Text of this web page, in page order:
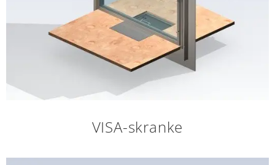
VISA-skranke